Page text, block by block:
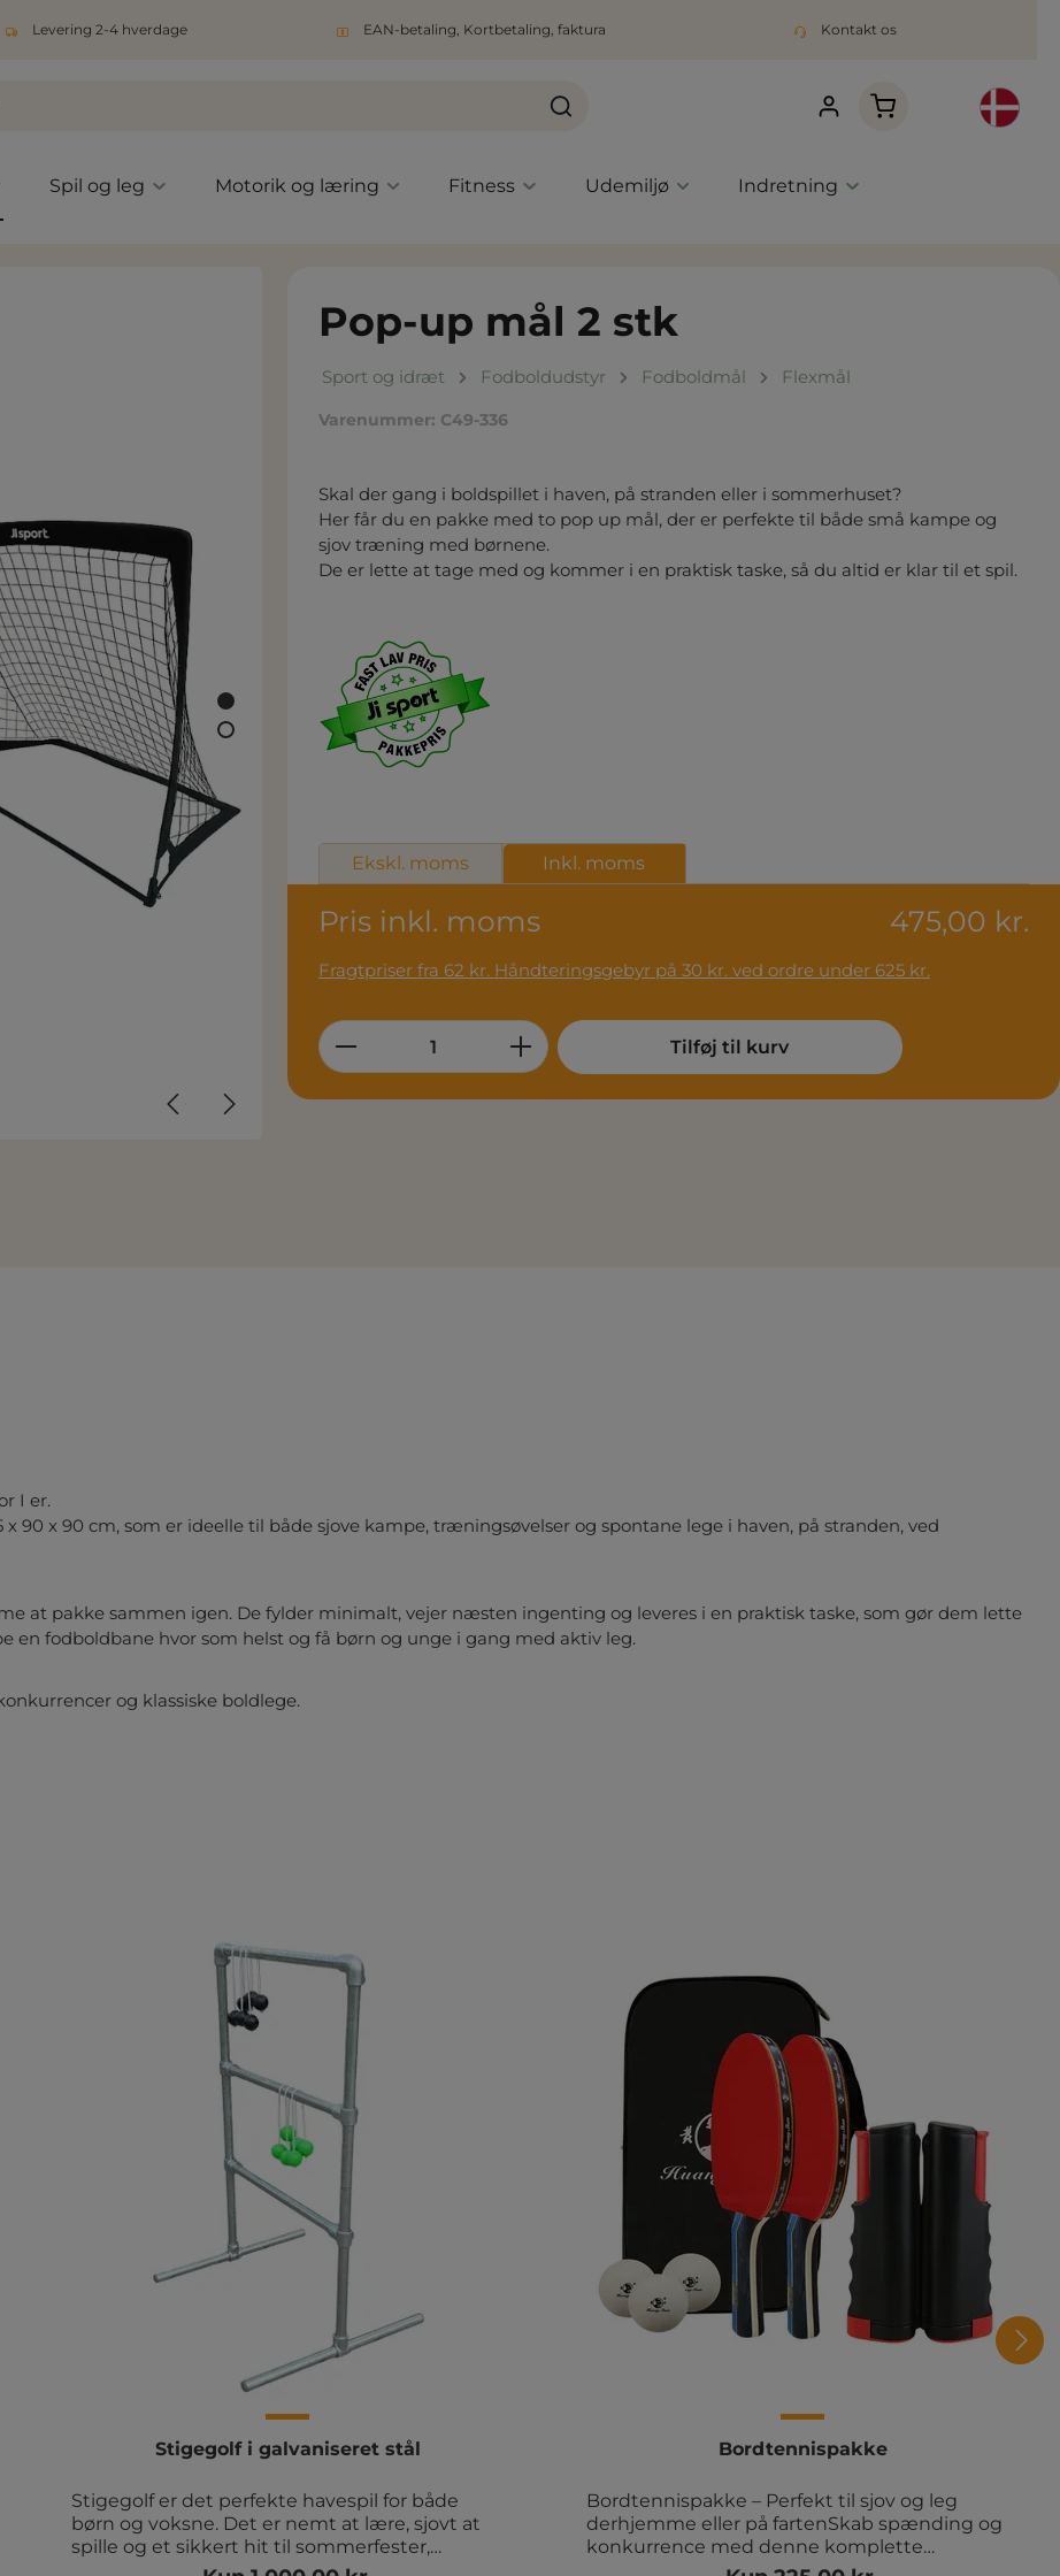
Levering 2-4 hverdage EAN-betaling, Kortbetaling, faktura Kontakt os
Indkøbskurven
Spil og leg Motorik og læring Fitness Udemiljø Indretning
Pop-up mål 2 stk
Sport og idræt Fodboldudstyr Fodboldmål Flexmål
Varenummer: C49-336
Skal der gang i boldspillet i haven, på stranden eller i sommerhuset?
Her får du en pakke med to pop up mål, der er perfekte til både små kampe og
sjov træning med børnene.
De er lette at tage med og kommer i en praktisk taske, så du altid er klar til et spil.
Pris inkl. moms 475,00 kr.
Fragtpriser fra 62 kr. Håndteringsgebyr på 30 kr. ved ordre under 625 kr.
Ekskl. moms Inkl. moms
Product Quantity: Enter the desired amount or use
Tilføj til kurv
I er.
90 x 90 cm, som er ideelle til både sjove kampe, træningsøvelser og spontane lege i haven, på stranden, ved
at pakke sammen igen. De fylder minimalt, vejer næsten ingenting og leveres i en praktisk taske, som gør dem lette
en fodboldbane hvor som helst og få børn og unge i gang med aktiv leg.
og klassiske boldlege.
Stigegolf i galvaniseret stål
Stigegolf er det perfekte havespil for både
børn og voksne. Det er nemt at lære, sjovt at
spille og et sikkert hit til sommerfester,
aktivitetsdage, skolegårde, campingture eller
Bordtennispakke
Bordtennispakke – Perfekt til sjov og leg
derhjemme eller på fartenSkab spænding og
konkurrence med denne komplette
bordtennispakke, der gør det nemt at